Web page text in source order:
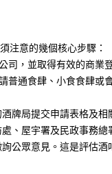
注意的幾個核心步驟：
司，並取得有效的商業
普通食肆、小食食肆或
牌局提交申請表格及
、屋宇署及民政事務
公眾意見。這是評估酒